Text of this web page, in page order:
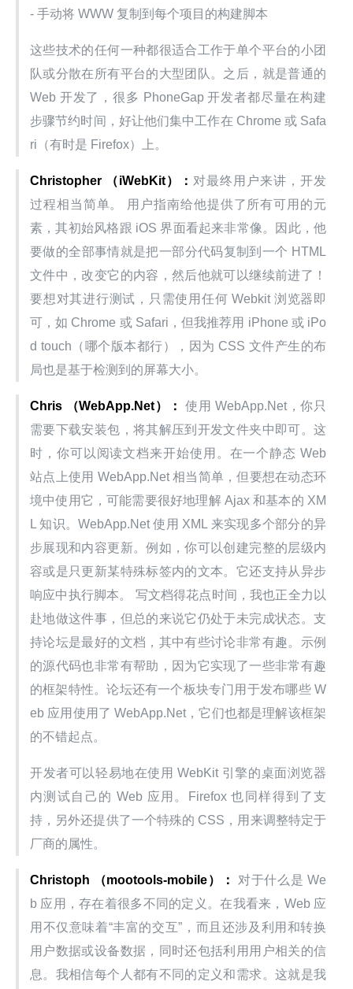
- 手动将 WWW 复制到每个项目的构建脚本
这些技术的任何一种都很适合工作于单个平台的小团
队或分散在所有平台的大型团队。之后，就是普通的
Web 开发了，很多 PhoneGap 开发者都尽量在构建
步骤节约时间，好让他们集中工作在 Chrome 或 Safa
ri（有时是 Firefox）上。
Christopher （iWebKit）： 对最终用户来讲，开发
过程相当简单。 用户指南给他提供了所有可用的元
素，其初始风格跟 iOS 界面看起来非常像。因此，他
要做的全部事情就是把一部分代码复制到一个 HTML
文件中，改变它的内容，然后他就可以继续前进了！
要想对其进行测试，只需使用任何 Webkit 浏览器即
可，如 Chrome 或 Safari，但我推荐用 iPhone 或 iPo
d touch（哪个版本都行），因为 CSS 文件产生的布
局也是基于检测到的屏幕大小。
Chris （WebApp.Net）：
使用 WebApp.Net，你只
需要下载安装包，将其解压到开发文件夹中即可。这
时，你可以阅读文档来开始使用。在一个静态 Web
站点上使用 WebApp.Net 相当简单，但要想在动态环
境中使用它，可能需要很好地理解 Ajax 和基本的 XM
L 知识。WebApp.Net 使用 XML 来实现多个部分的异
步展现和内容更新。例如，你可以创建完整的层级内
容或是只更新某特殊标签内的文本。它还支持从异步
响应中执行脚本。 写文档得花点时间，我也正全力以
赴地做这件事，但总的来说它仍处于未完成状态。支
持论坛是最好的文档，其中有些讨论非常有趣。示例
的源代码也非常有帮助，因为它实现了一些非常有趣
的框架特性。论坛还有一个板块专门用于发布哪些 W
eb 应用使用了 WebApp.Net，它们也都是理解该框架
的不错起点。
开发者可以轻易地在使用 WebKit 引擎的桌面浏览器
内测试自己的 Web 应用。Firefox 也同样得到了支
持，另外还提供了一个特殊的 CSS，用来调整特定于
厂商的属性。
Christoph （mootools-mobile）：
对于什么是 We
b 应用，存在着很多不同的定义。在我看来，Web 应
用不仅意味着“丰富的交互”，而且还涉及利用和转换
用户数据或设备数据，同时还包括利用用户相关的信
息。我相信每个人都有不同的定义和需求。这就是我